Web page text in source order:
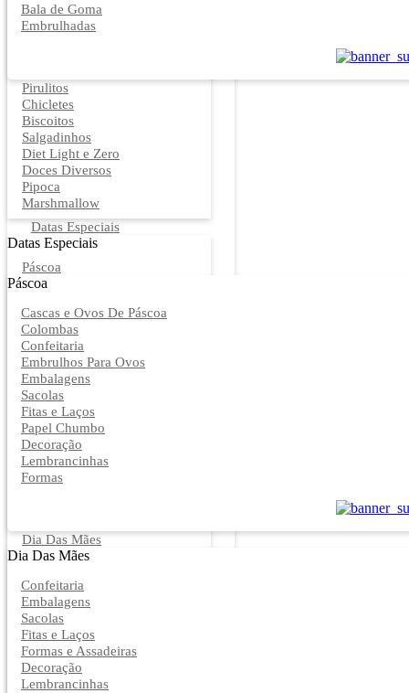
Bala de Goma
Embrulhadas
Pirulitos
Chicletes
Biscoitos
Salgadinhos
Diet Light e Zero
Doces Diversos
Pipoca
Marshmallow
Datas Especiais
Datas Especiais
Páscoa
Páscoa
Cascas e Ovos De Páscoa
Colombas
Confeitaria
Embrulhos Para Ovos
Embalagens
Sacolas
Fitas e Laços
Papel Chumbo
Decoração
Lembrancinhas
Formas
Dia Das Mães
Dia Das Mães
Confeitaria
Embalagens
Sacolas
Fitas e Laços
Formas e Assadeiras
Decoração
Lembrancinhas